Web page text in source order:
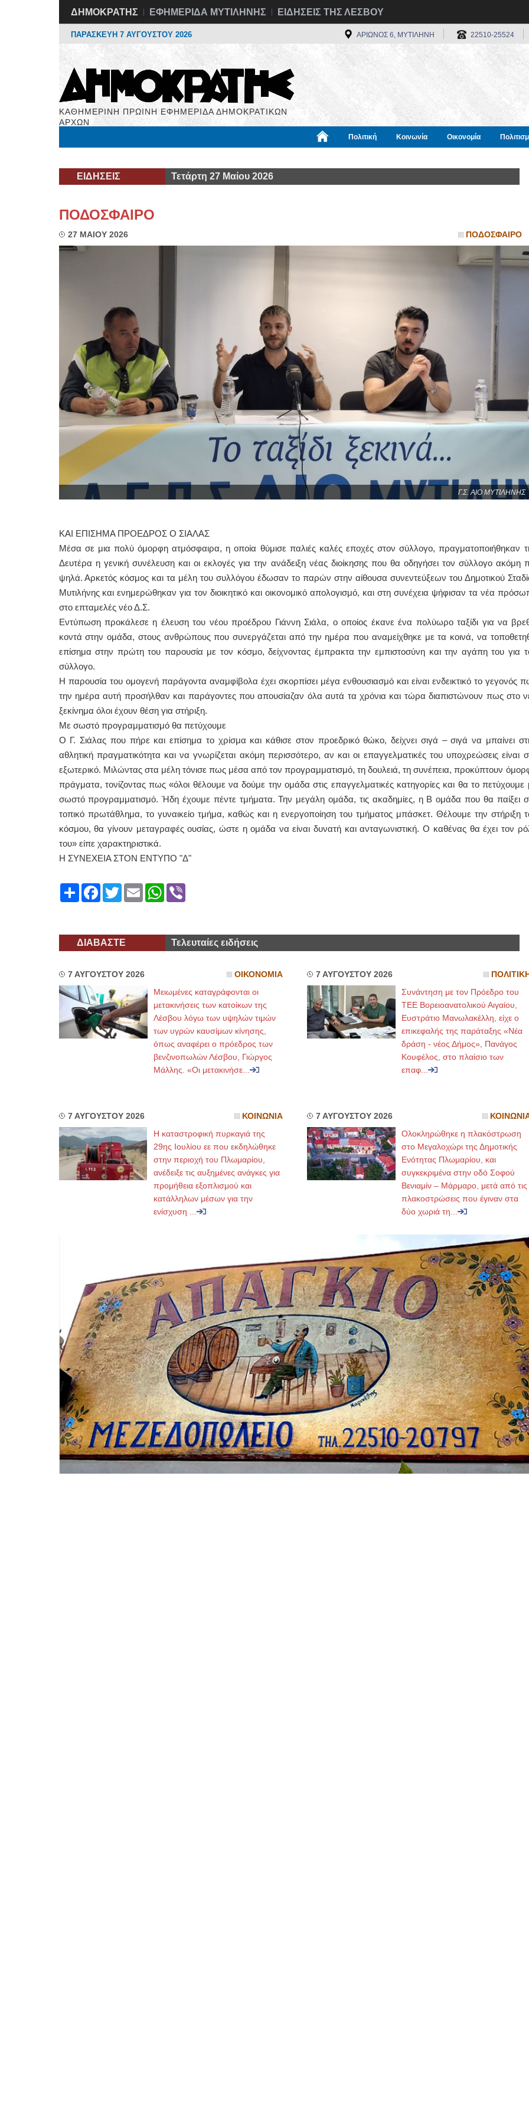
ΔΗΜΟΚΡΑΤΗΣ ΕΦΗΜΕΡΙΔΑ ΜΥΤΙΛΗΝΗΣ ΕΙΔΗΣΕΙΣ ΤΗΣ ΛΕΣΒΟΥ
ΠΑΡΑΣΚΕΥΗ 7 ΑΥΓΟΥΣΤΟΥ 2026 ΑΡΙΩΝΟΣ 6, ΜΥΤΙΛΗΝΗ 22510-25524
ΚΑΘΗΜΕΡΙΝΗ ΠΡΩΙΝΗ ΕΦΗΜΕΡΙΔΑ ΔΗΜΟΚΡΑΤΙΚΩΝ
ΑΡΧΩΝ
Πολιτική Κοινωνία Οικονομία
ΕΙΔΗΣΕΙΣ Τετάρτη 27 Μαίου 2026
ΠΟΔΟΣΦΑΙΡΟ
27 ΜΑΙΟΥ 2026 ΠΟΔΟΣΦΑΙΡΟ
Γ.Σ. ΑΙΟ ΜΥΤΙΛΗΝΗΣ
ΚΑΙ ΕΠΙΣΗΜΑ ΠΡΟΕΔΡΟΣ Ο ΣΙΑΛΑΣ
Μέσα σε μια πολύ όμορφη ατμόσφαιρα, η οποία θύμισε παλιές καλές εποχές στον σύλλογο, πραγματοποιήθηκαν
Δευτέρα η γενική συνέλευση και οι εκλογές για την ανάδειξη νέας διοίκησης που θα οδηγήσει τον σύλλογο ακόμη
ψηλά. Αρκετός κόσμος και τα μέλη του συλλόγου έδωσαν το παρών στην αίθουσα συνεντεύξεων του Δημοτικού
Μυτιλήνης και ενημερώθηκαν για τον διοικητικό και οικονομικό απολογισμό, και στη συνέχεια ψήφισαν τα νέα
στο επταμελές νέο Δ.Σ.
Εντύπωση προκάλεσε η έλευση του νέου προέδρου Γιάννη Σιάλα, ο οποίος έκανε ένα πολύωρο ταξίδι για να
κοντά στην ομάδα, στους ανθρώπους που συνεργάζεται από την ημέρα που αναμείχθηκε με τα κοινά, να
επίσημα στην πρώτη του παρουσία με τον κόσμο, δείχνοντας έμπρακτα την εμπιστοσύνη και την αγάπη του για
σύλλογο.
Η παρουσία του ομογενή παράγοντα αναμφίβολα έχει σκορπίσει μέγα ενθουσιασμό και είναι ενδεικτικό το γεγονός
την ημέρα αυτή προσήλθαν και παράγοντες που απουσίαζαν όλα αυτά τα χρόνια και τώρα διαπιστώνουν πως στο
ξεκίνημα όλοι έχουν θέση για στήριξη.
Με σωστό προγραμματισμό θα πετύχουμε
Ο Γ. Σιάλας που πήρε και επίσημα το χρίσμα και κάθισε στον προεδρικό θώκο, δείχνει σιγά – σιγά να μπαίνει
αθλητική πραγματικότητα και να γνωρίζεται ακόμη περισσότερο, αν και οι επαγγελματικές του υποχρεώσεις είναι
εξωτερικό. Μιλώντας στα μέλη τόνισε πως μέσα από τον προγραμματισμό, τη δουλειά, τη συνέπεια, προκύπτουν
πράγματα, τονίζοντας πως «όλοι θέλουμε να δούμε την ομάδα στις επαγγελματικές κατηγορίες και θα το πετύχουμε
σωστό προγραμματισμό. Ήδη έχουμε πέντε τμήματα. Την μεγάλη ομάδα, τις ακαδημίες, η Β ομάδα που θα παίξει
τοπικό πρωτάθλημα, το γυναικείο τμήμα, καθώς και η ενεργοποίηση του τμήματος μπάσκετ. Θέλουμε την στήριξη
κόσμου, θα γίνουν μεταγραφές ουσίας, ώστε η ομάδα να είναι δυνατή και ανταγωνιστική. Ο καθένας θα έχει τον
του» είπε χαρακτηριστικά.
Η ΣΥΝΕΧΕΙΑ ΣΤΟΝ ΕΝΤΥΠΟ "Δ"
ShareFacebook
TwitterEmailWhatsApp
Viber
ΔΙΑΒΑΣΤΕ Τελευταίες ειδήσεις
7 ΑΥΓΟΥΣΤΟΥ 2026 ΟΙΚΟΝΟΜΙΑ
Μειωμένες καταγράφονται οι
μετακινήσεις των κατοίκων της
Λέσβου λόγω των υψηλών τιμών
των υγρών καυσίμων κίνησης,
όπως αναφέρει ο πρόεδρος των
βενζινοπωλών Λέσβου, Γιώργος
Μάλλης. «Οι μετακινήσε...
7 ΑΥΓΟΥΣΤΟΥ 2026 ΠΟΛΙΤΙΚΗ
Συνάντηση με τον Πρόεδρο του
ΤΕΕ Βορειοανατολικού Αιγαίου,
Ευστράτιο Μανωλακέλλη, είχε ο
επικεφαλής της παράταξης «Νέα
δράση - νέος Δήμος», Πανάγος
Κουφέλος, στο πλαίσιο των
επαφ...
7 ΑΥΓΟΥΣΤΟΥ 2026 ΚΟΙΝΩΝΙΑ
Η καταστροφική πυρκαγιά της
29ης Ιουλίου εε που εκδηλώθηκε
στην περιοχή του Πλωμαρίου,
ανέδειξε τις αυξημένες ανάγκες για
προμήθεια εξοπλισμού και
κατάλληλων μέσων για την
ενίσχυση ...
7 ΑΥΓΟΥΣΤΟΥ 2026
Ολοκληρώθηκε η πλακόστρωση
στο Μεγαλοχώρι της Δημοτικής
Ενότητας Πλωμαρίου, και
συγκεκριμένα στην οδό Σοφού
Βενιαμίν – Μάρμαρο, μετά από τις
πλακοστρώσεις που έγιναν στα
δύο χωριά τη...
ΙΩΑΝΝΗΣ Α. ΜΑΛΛΙΑΣ
ΧΕΙΡΟΥΡΓΟΣ
ΟΦΘΑΛΜΙΑΤΡΟΣ
Διδάκτωρ Ιατρικής Σχολής
Πανεπιστημίου Αθηνών
Καβέτσου 10, Μυτιλήνη, τηλ:
Χειρουργός Ωτορινολαρυγγολόγος
Έλενα Μπούμπα
Στρατιωτικός Ιατρός
Διδ.Παν.Αθηνών
Διπλωματούχος Ευρ.Ακαδημίας